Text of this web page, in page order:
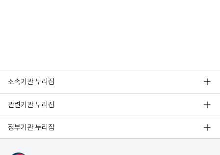
소속기관 누리집
관련기관 누리집
정부기관 누리집